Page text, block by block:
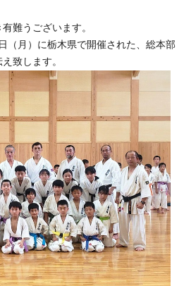
難うございます。
（月）に栃木県で開催された、総本部
致します。